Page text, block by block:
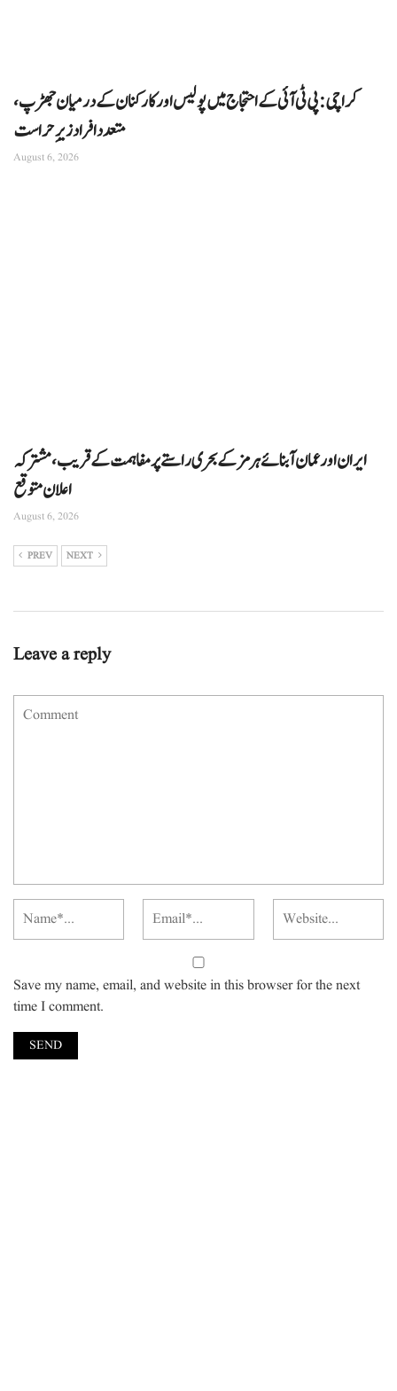
کراچی: پی ٹی آئی کے احتجاج میں پولیس اور کارکنان کے درمیان جھڑپ،
متعدد افراد زیرِ حراست
August 6, 2026
ایران اور عمان آبنائے ہرمز کے بحری راستے پر مفاہمت کے قریب، مشترکہ
اعلان متوقع
August 6, 2026
PREV NEXT
Leave a reply
Save my name, email, and website in this browser for the next
time I comment.